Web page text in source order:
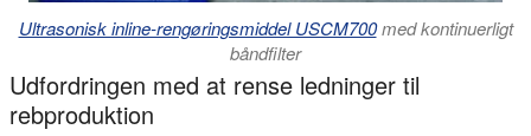
Ultrasonisk inline-rengøringsmiddel USCM700med kontinuerligt
båndfilter
Udfordringen med at rense ledninger til
rebproduktion